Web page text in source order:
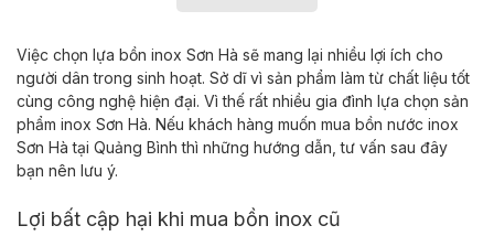
Việc chọn lựa bồn inox Sơn Hà sẽ mang lại nhiều lợi ích cho
người dân trong sinh hoạt. Sở dĩ vì sản phẩm làm từ chất liệu tốt
cùng công nghệ hiện đại. Vì thế rất nhiều gia đình lựa chọn sản
phẩm inox Sơn Hà. Nếu khách hàng muốn mua bồn nước inox
Sơn Hà tại Quảng Bình thì những hướng dẫn, tư vấn sau đây
bạn nên lưu ý.
Lợi bất cập hại khi mua bồn inox cũ